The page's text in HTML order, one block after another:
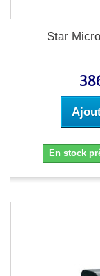
Star
En stock